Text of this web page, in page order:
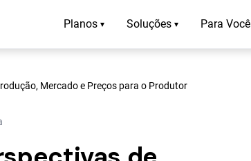
Planos ▾ Soluções ▾ Para Você
Mercado e Preços para o Produtor